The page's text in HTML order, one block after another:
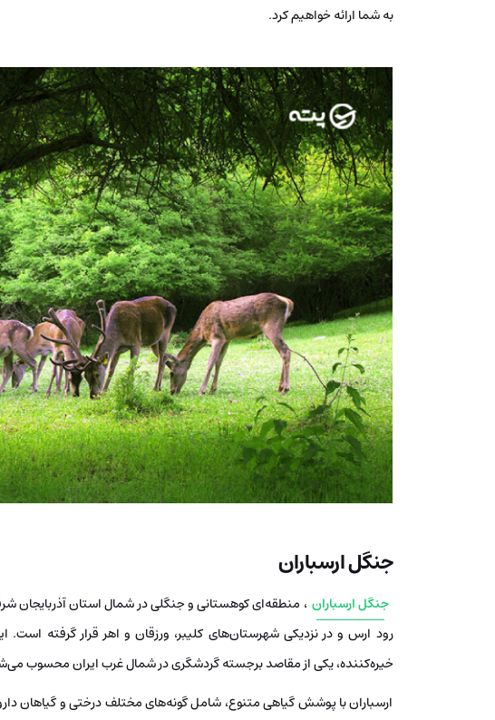
به شما ارائه خواهیم کرد.
جنگل ارسباران
جنگل ارسباران
رود ارس و در نزدیکی شهرستان‌های کلیبر، ورزقان و اهر قرار گرفته است.
خیره‌کننده، یکی از مقاصد برجسته گردشگری در شمال غرب ایران محسوب
ارسباران با پوشش گیاهی متنوع، شامل گونه‌های مختلف درختی و گیاهان